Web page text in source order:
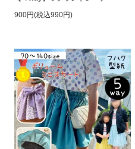
900円(税込990円)